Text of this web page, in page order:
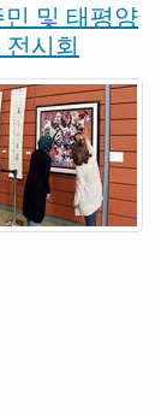
및 태평양
시회